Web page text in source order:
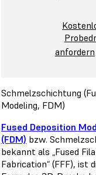
anfordern
Schmelzschichtung
Modeling, FDM)
Fused Deposition
(FDM) bzw.
bekannt als „Fused
Fabrication“ (FFF), ist